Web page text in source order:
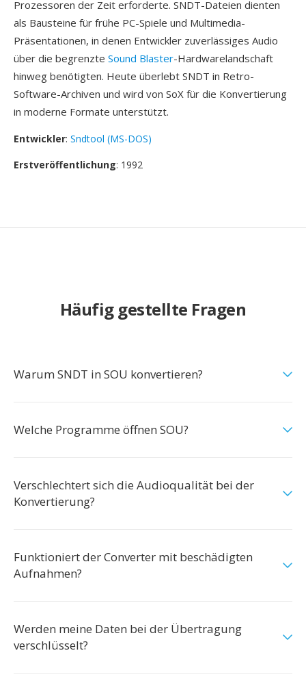
Prozessoren der Zeit erforderte. SNDT-Dateien dienten
als Bausteine für frühe PC-Spiele und Multimedia-
Präsentationen, in denen Entwickler zuverlässiges Audio
über die begrenzte Sound Blaster-Hardwarelandschaft
hinweg benötigten. Heute überlebt SNDT in Retro-
Software-Archiven und wird von SoX für die Konvertierung
in moderne Formate unterstützt.
Entwickler: Sndtool (MS-DOS)
Erstveröffentlichung: 1992
Häufig gestellte Fragen
Warum SNDT in SOU konvertieren?
Welche Programme öffnen SOU?
Verschlechtert sich die Audioqualität bei der
Konvertierung?
Funktioniert der Converter mit beschädigten
Aufnahmen?
Werden meine Daten bei der Übertragung
verschlüsselt?